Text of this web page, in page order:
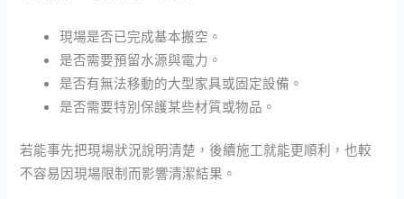
現場是否已完成基本搬空。
是否需要預留水源與電力。
是否有無法移動的大型家具或固定設備。
是否需要特別保護某些材質或物品。
若能事先把現場狀況說明清楚，後續施工就能更順利，也較
不容易因現場限制而影響清潔結果。